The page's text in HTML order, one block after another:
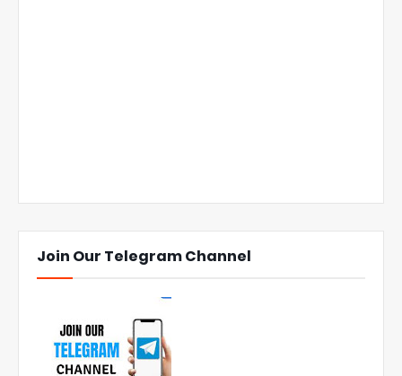
Join Our Telegram Channel